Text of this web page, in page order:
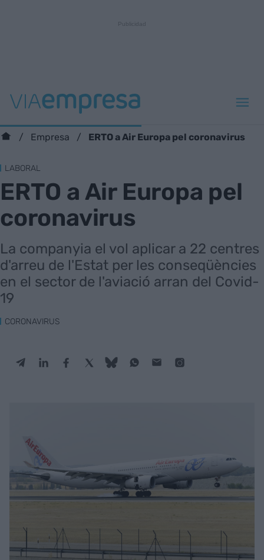
Empresa ERTO a Air Europa pel coronavirus
LABORAL
ERTO a Air Europa pel
coronavirus
La companyia el vol aplicar a 22 centres
d'arreu de l'Estat per les conseqüències
en el sector de l'aviació arran del Covid-
19
CORONAVIRUS